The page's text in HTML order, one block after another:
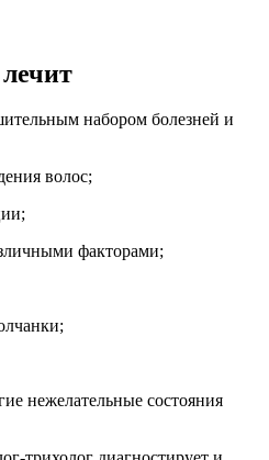
набором болезней и
волос;
факторами;
нежелательные состояния